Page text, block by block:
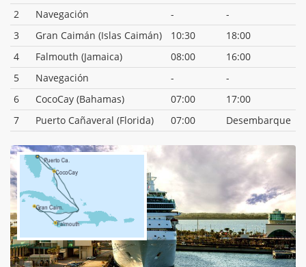
2
Navegación -
-
3
Gran Caimán (Islas Caimán) 10:30
18:00
4
Falmouth (Jamaica) 08:00
16:00
5
Navegación -
-
6
CocoCay (Bahamas) 07:00
17:00
7
Puerto Cañaveral (Florida) 07:00 Desembarque